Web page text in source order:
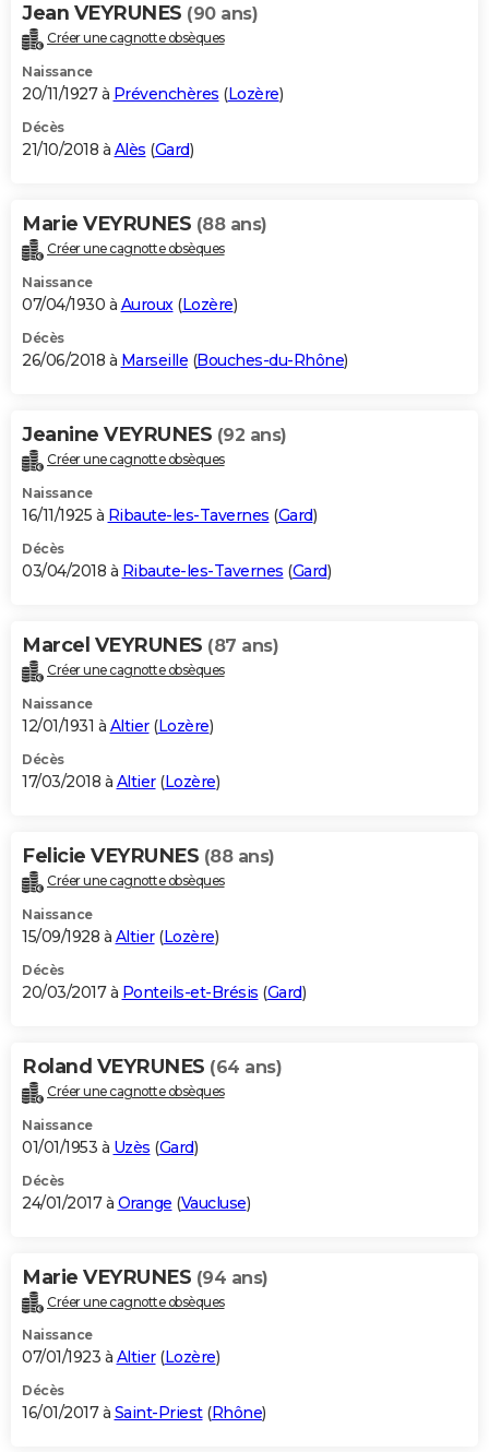
Jean VEYRUNES (90 ans)
Créer une cagnotte obsèques
Naissance
20/11/1927 à Prévenchères (Lozère)
Décès
21/10/2018 à Alès (Gard)
Marie VEYRUNES (88 ans)
Créer une cagnotte obsèques
Naissance
07/04/1930 à Auroux(Lozère)
Décès
26/06/2018 à Marseille (Bouches-du-Rhône)
Jeanine VEYRUNES (92 ans)
Créer une cagnotte obsèques
Naissance
16/11/1925 à Ribaute-les-Tavernes (Gard)
Décès
03/04/2018 à Ribaute-les-Tavernes (Gard)
Marcel VEYRUNES (87 ans)
Créer une cagnotte obsèques
Naissance
12/01/1931 à Altier(Lozère)
Décès
17/03/2018 à Altier(Lozère)
Felicie VEYRUNES (88 ans)
Créer une cagnotte obsèques
Naissance
15/09/1928 à Altier(Lozère)
Décès
20/03/2017 à Ponteils-et-Brésis (Gard)
Roland VEYRUNES (64 ans)
Créer une cagnotte obsèques
Naissance
01/01/1953 à Uzès (Gard)
Décès
24/01/2017 à Orange (Vaucluse)
Marie VEYRUNES (94 ans)
Créer une cagnotte obsèques
Naissance
07/01/1923 à Altier(Lozère)
Décès
16/01/2017 à Saint-Priest(Rhône)